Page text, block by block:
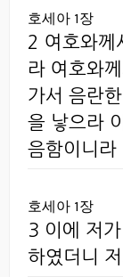
호세아 1장
2 여호와께
라 여호와
가서 음란
을 낳으라
음함이니라
호세아 1장
3 이에 저
하였더니